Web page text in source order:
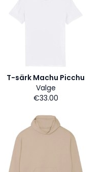
T-särk Machu Picchu
Valge
€33.00